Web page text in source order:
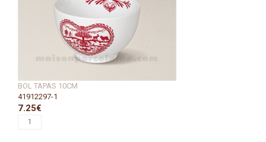
BOL TAPAS 10CM
41912297-1
7.25€